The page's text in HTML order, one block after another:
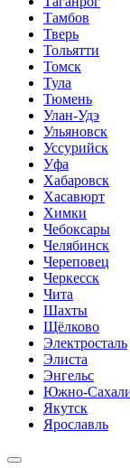
Тамбов
Тверь
Тольятти
Томск
Тула
Тюмень
Улан-Удэ
Ульяновск
Уссурийск
Уфа
Хабаровск
Хасавюрт
Химки
Чебоксары
Челябинск
Череповец
Черкесск
Чита
Шахты
Щёлково
Электросталь
Элиста
Энгельс
Южно-
Якутск
Ярославль